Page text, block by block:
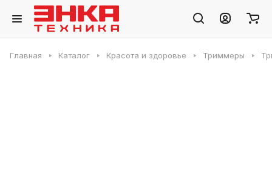
Главная Каталог Красота и здоровье Триммеры